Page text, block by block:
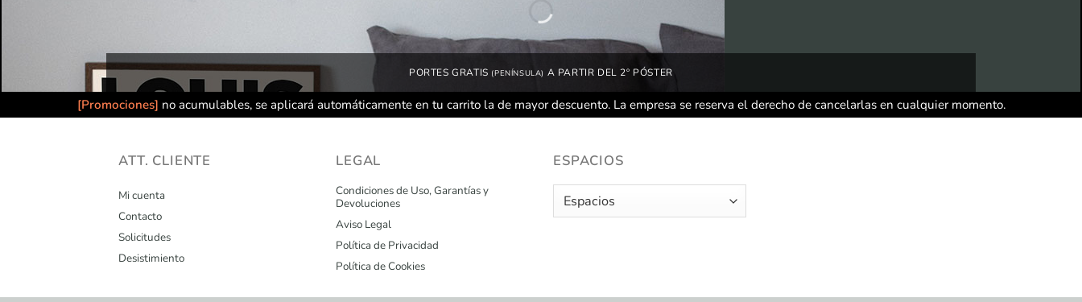
PORTES GRATIS (PENÍNSULA) A PARTIR DEL 2º PÓSTER
[Promociones] no acumulables, se aplicará automáticamente en tu carrito la de mayor descuento. La empresa se reserva el derecho de cancelarlas en cualquier momento.
ATT. CLIENTE
Mi cuenta
Contacto
Solicitudes
Desistimiento
LEGAL
Condiciones de Uso, Garantías y
Devoluciones
Aviso Legal
Política de Privacidad
Política de Cookies
ESPACIOS